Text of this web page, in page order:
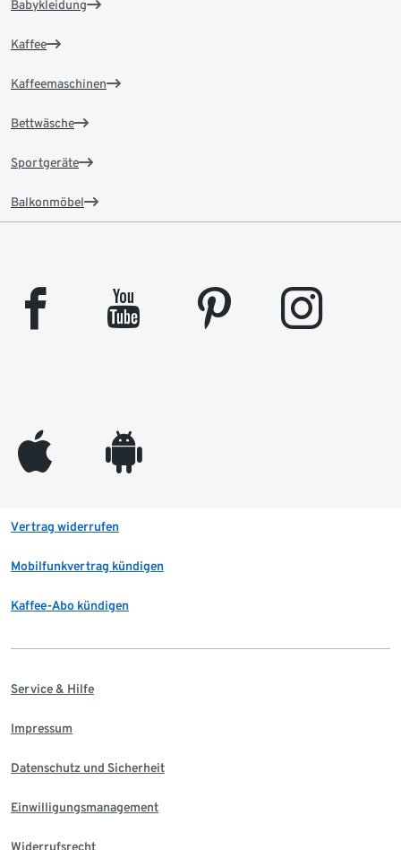
Babykleidung
Kaffee
Kaffeemaschinen
Bettwäsche
Sportgeräte
Balkonmöbel
facebook youtube pinterest instagram
appleinc android
Vertrag widerrufen
Mobilfunkvertrag kündigen
Kaffee-Abo kündigen
Service & Hilfe
Impressum
Datenschutz und Sicherheit
Einwilligungsmanagement
Widerrufsrecht